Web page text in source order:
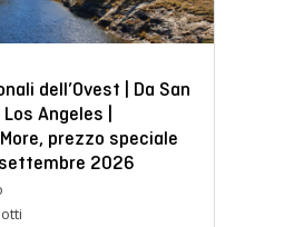
dell’Ovest | Da San
Angeles |
prezzo speciale
2026